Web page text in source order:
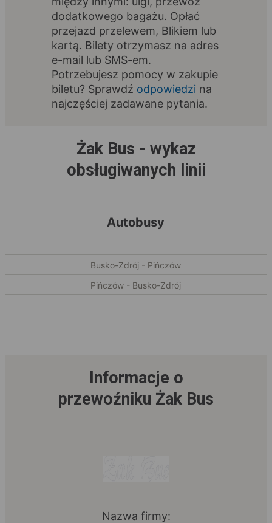
dodatkowego bagażu. Opłać
przejazd przelewem, Blikiem lub
kartą. Bilety otrzymasz na adres
e-mail lub SMS-em.
Potrzebujesz pomocy w zakupie
biletu? Sprawdź odpowiedzi na
najczęściej zadawane pytania.
Żak Bus - wykaz
obsługiwanych linii
Autobusy
Busko-Zdrój - Pińczów
Pińczów - Busko-Zdrój
Informacje o
przewoźniku Żak Bus
Nazwa firmy: